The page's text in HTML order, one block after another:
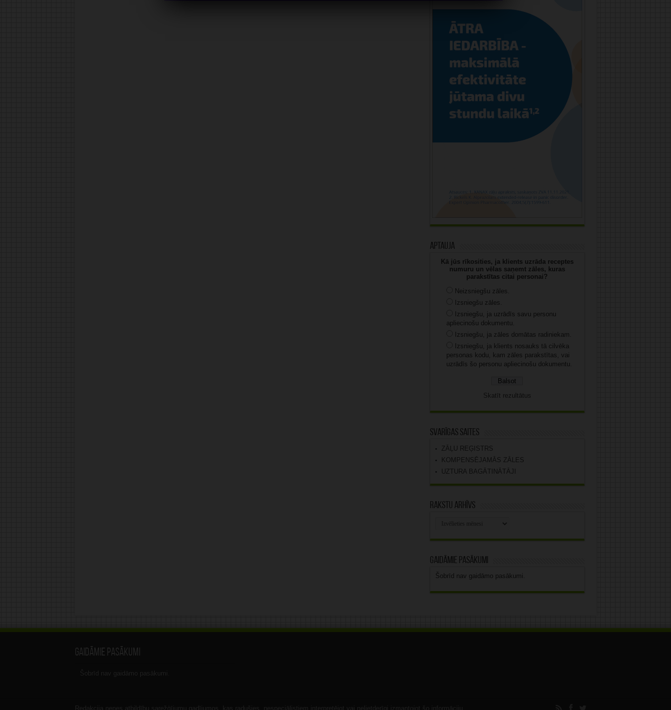
Aptauja
Kā jūs rīkosities, ja klients uzrāda receptes
numuru un vēlas saņemt zāles, kuras
parakstītas citai personai?
Neizsniegšu zāles.
Izsniegšu zāles.
Izsniegšu, ja uzrādīs savu personu
apliecinošu dokumentu.
Izsniegšu, ja zāles domātas radiniekam.
Izsniegšu, ja klients nosauks tā cilvēka
personas kodu, kam zāles parakstītas, vai
uzrādīs šo personu apliecinošu dokumentu.
Skatīt rezultātus
Svarīgas saites
ZĀĻU REĢISTRS
KOMPENSĒJAMĀS ZĀLES
UZTURA BAGĀTINĀTĀJI
Rakstu arhīvs
Gaidāmie pasākumi
Šobrīd nav gaidāmo pasākumi.
Gaidāmie pasākumi
Šobrīd nav gaidāmo pasākumi.
Redakcija nenes atbildību sarežģījumu gadījumos, kas radušies, nespeciālistiem interpretējot vai nelietderīgi izmantojot šo informāciju.